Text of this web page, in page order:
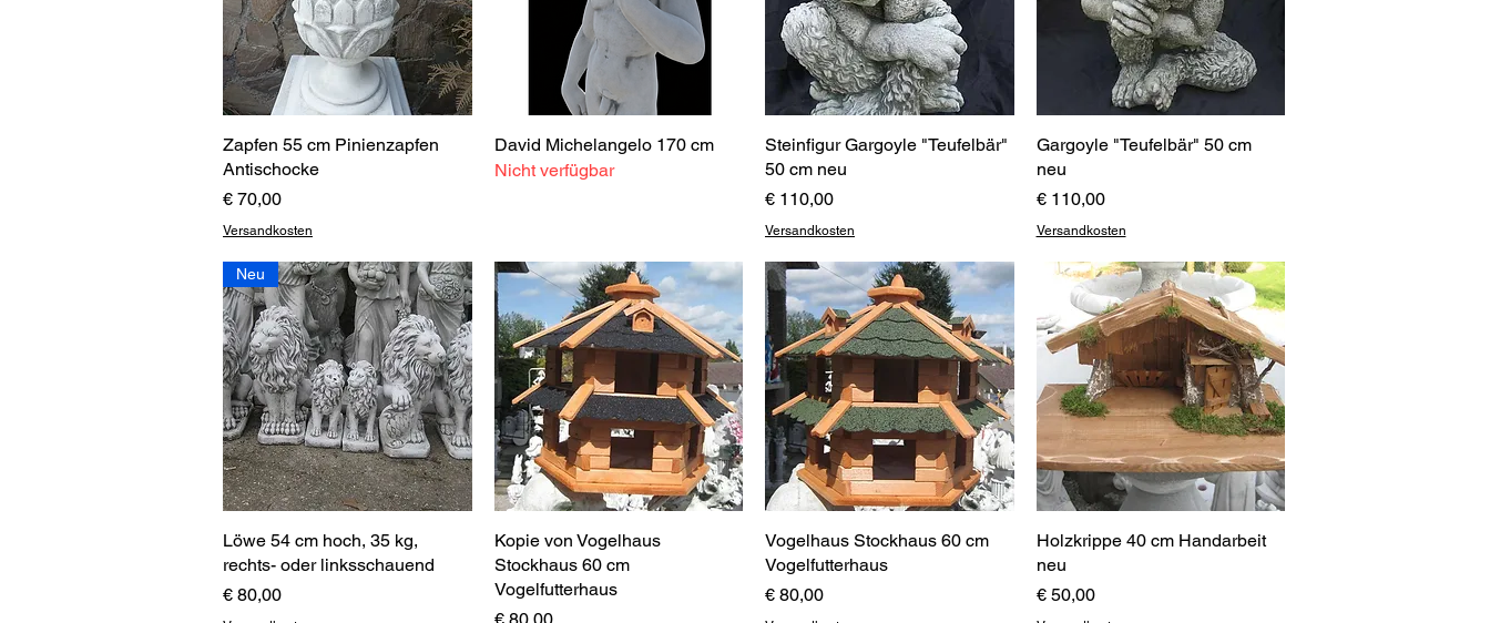
Schnellansicht
Zapfen 55 cm Pinienzapfen
Antischocke
Preis
€ 70,00
Versandkosten
Schnellansicht
David Michelangelo 170 cm
Nicht verfügbar
Schnellansicht
Steinfigur Gargoyle "Teufelbär"
50 cm neu
Preis
€ 110,00
Versandkosten
Schnellansicht
Gargoyle "Teufelbär" 50 cm
neu
Preis
€ 110,00
Versandkosten
Schnellansicht
Neu
Löwe 54 cm hoch, 35 kg,
rechts- oder linksschauend
Preis
€ 80,00
Schnellansicht
Kopie von Vogelhaus
Stockhaus 60 cm
Vogelfutterhaus
Preis
€ 80,00
Schnellansicht
Vogelhaus Stockhaus 60 cm
Vogelfutterhaus
Preis
€ 80,00
Schnellansicht
Holzkrippe 40 cm Handarbeit
neu
Preis
€ 50,00